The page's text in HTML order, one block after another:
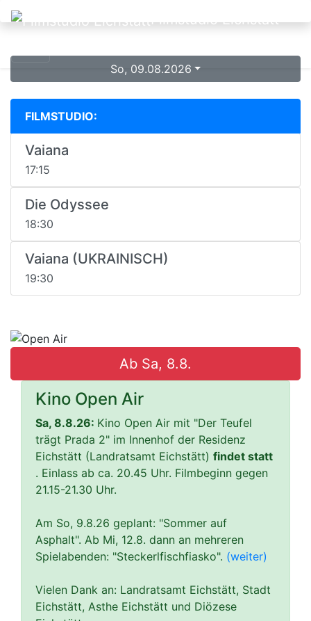
Filmstudio Eichstätt
So, 09.08.2026
FILMSTUDIO:
Vaiana
17:15
Die Odyssee
18:30
Vaiana (UKRAINISCH)
19:30
Ab Sa, 8.8.
Kino Open Air
Sa, 8.8.26: Kino Open Air mit "Der Teufel
trägt Prada 2" im Innenhof der Residenz
Eichstätt (Landratsamt Eichstätt) findet statt
. Einlass ab ca. 20.45 Uhr. Filmbeginn gegen
21.15-21.30 Uhr.
Am So, 9.8.26 geplant: "Sommer auf
Asphalt". Ab Mi, 12.8. dann an mehreren
Spielabenden: "Steckerlfischfiasko". (weiter)
Vielen Dank an: Landratsamt Eichstätt, Stadt
Eichstätt, Asthe Eichstätt und Diözese